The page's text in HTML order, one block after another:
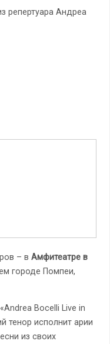
репертуара Андреа
– в Амфитеатре в
городе Помпеи,
Bocelli Live in
тенор исполнит арии
из своих